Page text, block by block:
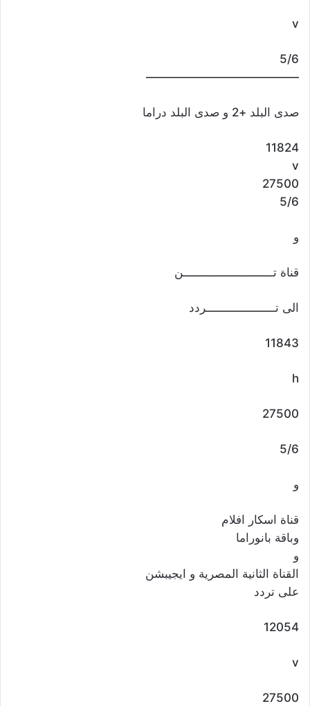
v
5/6
—————————————
صدى البلد +2 و صدى البلد دراما
11824
v
27500
5/6
و
قناة تــــــــــــــــــــــــــن
الى تــــــــــــــــــــردد
11843
h
27500
5/6
و
قناة اسكار افلام
وباقة بانوراما
و
القناة الثانية المصرية و ايجيبشن
على تردد
12054
v
27500